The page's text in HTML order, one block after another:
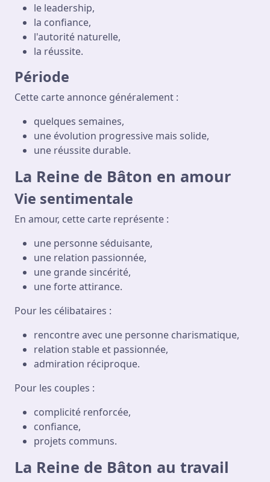
le leadership,
la confiance,
l'autorité naturelle,
la réussite.
Période
Cette carte annonce généralement :
quelques semaines,
une évolution progressive mais solide,
une réussite durable.
La Reine de Bâton en amour
Vie sentimentale
En amour, cette carte représente :
une personne séduisante,
une relation passionnée,
une grande sincérité,
une forte attirance.
Pour les célibataires :
rencontre avec une personne charismatique,
relation stable et passionnée,
admiration réciproque.
Pour les couples :
complicité renforcée,
confiance,
projets communs.
La Reine de Bâton au travail